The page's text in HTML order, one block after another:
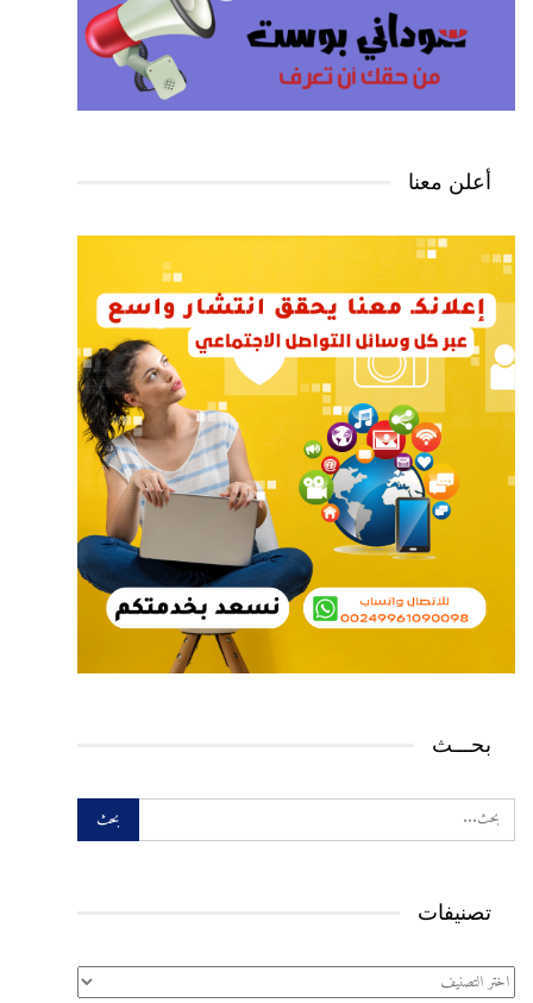
أعلن معنا
بحـــث
تصنيفات
تصنيفات